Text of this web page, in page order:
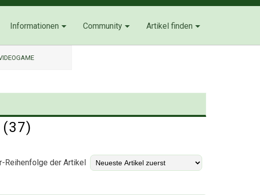
Informationen Community Artikel finden
(37)
Reihenfolge der Artikel